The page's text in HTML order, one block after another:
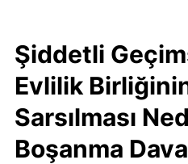
Şiddetli
Evlilik
Sarsılması
Boşanma